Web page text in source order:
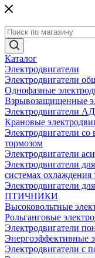
Каталог
Электродвигатели
Электродвигатели
Однофазные
Взрывозащищенные
Электродвигатели
Крановые
Электродвигатели
тормозом
Электродвигатели
Электродвигатели
системах охлаждения
Электродвигатели
ПТИЧНИКИ
Высоковольтные
Рольганговые
Электродвигатели
Энергоэффективные
Электродвигатели с